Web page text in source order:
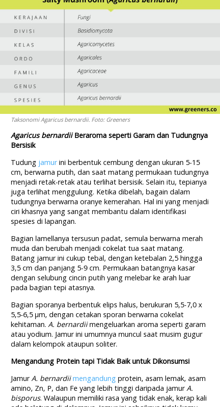
Taksonomi Agaricus bernardii. Foto: Greeners
Agaricus bernardiiBeraroma seperti Garam dan Tudungnya
Bersisik
Tudung jamurini berbentuk cembung dengan ukuran 5-15
cm, berwarna putih, dan saat matang permukaan tudungnya
menjadi retak-retak atau terlihat bersisik. Selain itu, tepianya
juga terlihat menggulung. Ketika dibelah, bagain dalam
tudungnya berwarna oranye kemerahan. Hal ini yang menjadi
ciri khasnya yang sangat membantu dalam identifikasi
spesies di lapangan.
Bagian lamellanya tersusun padat, semula berwarna merah
muda dan berubah menjadi cokelat tua saat matang.
Batang jamur ini cukup tebal, dengan ketebalan 2,5 hingga
3,5 cm dan panjang 5-9 cm. Permukaan batangnya kasar
dengan selubung cincin putih yang melebar ke arah luar
pada bagian tepi atasnya.
Bagian sporanya berbentuk elips halus, berukuran 5,5-7,0 x
5,5-6,5 µm, dengan cetakan sporan berwarna cokelat
kehitaman.A. bernardiimengeluarkan aroma seperti garam
atau yodium. Jamur ini umumnya muncul saat musim gugur
dalam kelompok ataupun soliter.
Mengandung Protein tapi Tidak Baik untuk Dikonsumsi
JamurA. bernardii mengandung protein, asam lemak, asam
amino, Zn, P, dan Fe yang lebih tinggi daripada jamurA.
bisporus. Walaupun memiliki rasa yang tidak enak, kerap kali